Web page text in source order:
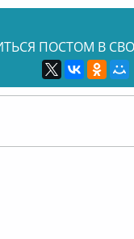
ПОСТОМ В